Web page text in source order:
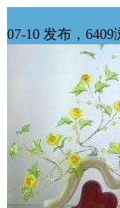
07-10 发布，6409